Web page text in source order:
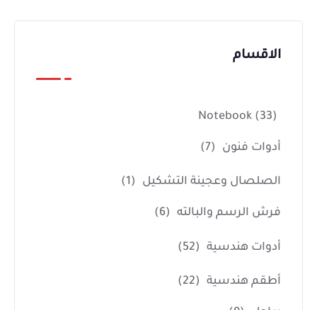
الاقسام
Notebook (33)
أدوات فنون (7)
الصلصال وعجينة التشكيل (1)
فرش الرسم والبالته (6)
أدوات هندسية (52)
أطقم هندسية (22)